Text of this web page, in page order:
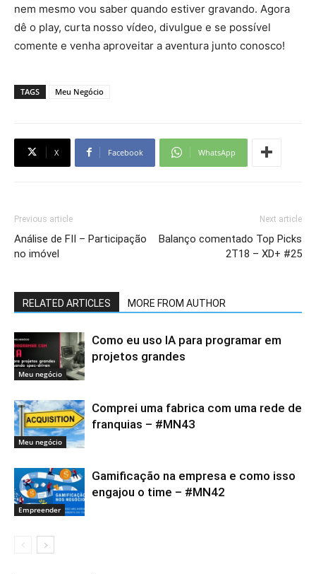
nem mesmo vou saber quando estiver gravando. Agora
dê o play, curta nosso vídeo, divulgue e se possível
comente e venha aproveitar a aventura junto conosco!
TAGS Meu Negócio
X Facebook WhatsApp
Previous article
Análise de FII – Participação
no imóvel
Next article
Balanço comentado Top Picks
2T18 – XD+ #25
RELATED ARTICLES MORE FROM AUTHOR
Meu negócio
Como eu uso IA para programar em
projetos grandes
Meu negócio
Comprei uma fabrica com uma rede de
franquias – #MN43
Empreender
Gamificação na empresa e como isso
engajou o time – #MN42